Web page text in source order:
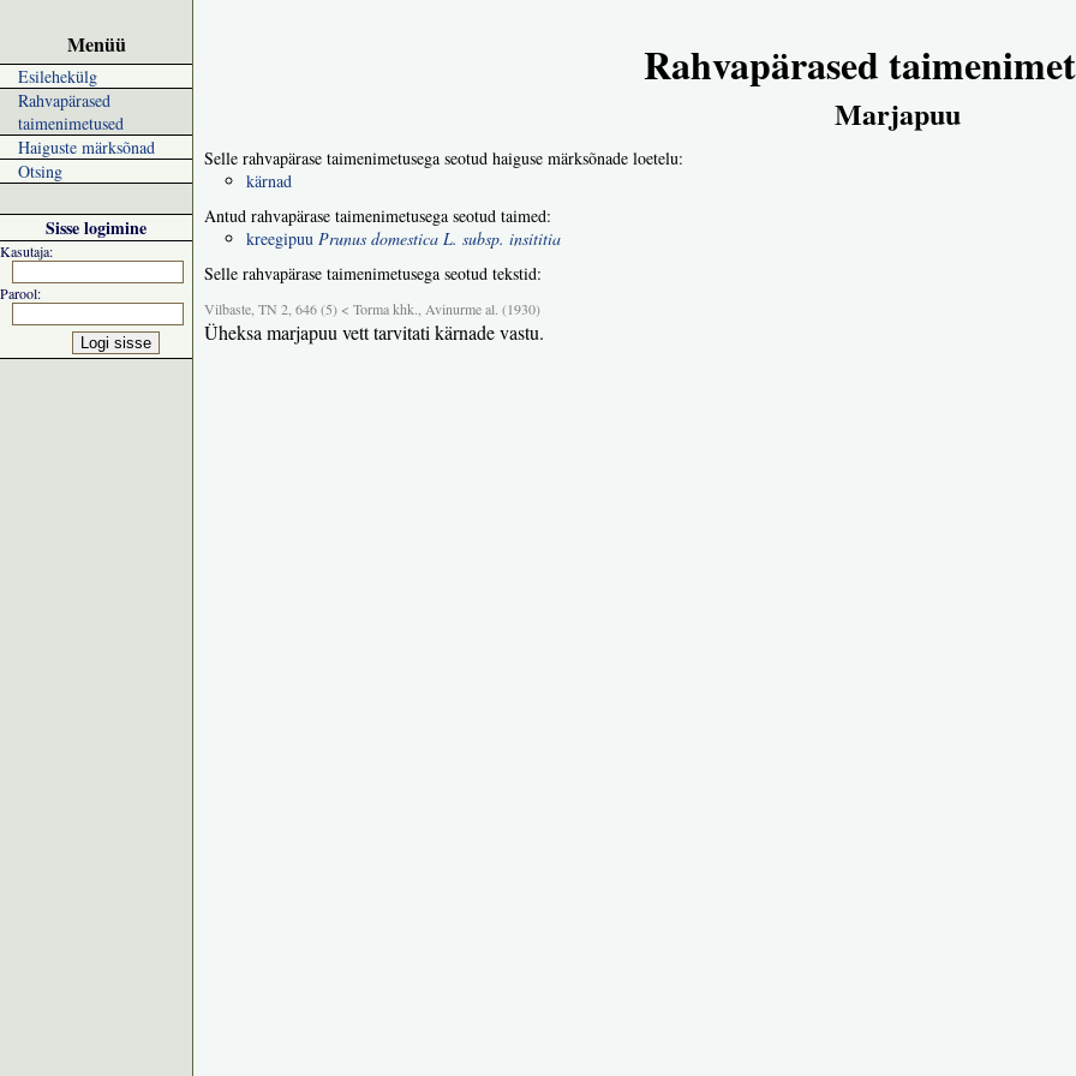
Menüü
Esilehekülg
Rahvapärased
taimenimetused
Haiguste märksõnad
Otsing
Sisse logimine
Kasutaja:
Parool:
Rahvapärased
Marjapuu
Selle rahvapärase taimenimetusega seotud haiguse märksõnade loetelu:
kärnad
Antud rahvapärase taimenimetusega seotud taimed:
kreegipuu Prunus domestica L. subsp. insititia
Selle rahvapärase taimenimetusega seotud tekstid:
Vilbaste, TN 2, 646 (5) < Torma khk., Avinurme al. (1930)
Üheksa marjapuu vett tarvitati kärnade vastu.